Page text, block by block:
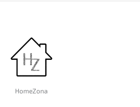
HomeZona